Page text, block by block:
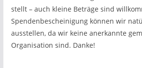
stellt – auch kleine Beträge sind
Spendenbescheinigung können wir
ausstellen, da wir keine anerkannte
Organisation sind. Danke!